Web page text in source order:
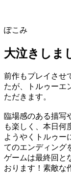
ぽこみ
大泣きしま
前作もプレイさせ
たが、トルゥーエ
ただきます。
臨場感のある描写
も楽しく、本日何
ようやくトルゥー
てのエンディング
ゲームは最終回と
おります！素敵な